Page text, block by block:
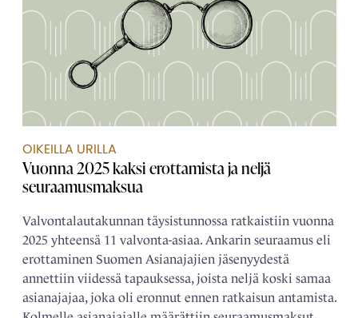
OIKEILLA URILLA
Vuonna 2025 kaksi erottamista ja neljä
seuraamusmaksua
Valvontalautakunnan täysistunnossa ratkaistiin vuonna
2025 yhteensä 11 valvonta-asiaa. Ankarin seuraamus eli
erottaminen Suomen Asianajajien jäsenyydestä
annettiin viidessä tapauksessa, joista neljä koski samaa
asianajajaa, joka oli eronnut ennen ratkaisun antamista.